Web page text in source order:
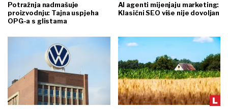
Potražnja nadmašuje
proizvodnju: Tajna uspjeha
OPG-a s glistama
AI agenti mijenjaju marketing:
Klasični SEO više nije dovoljan